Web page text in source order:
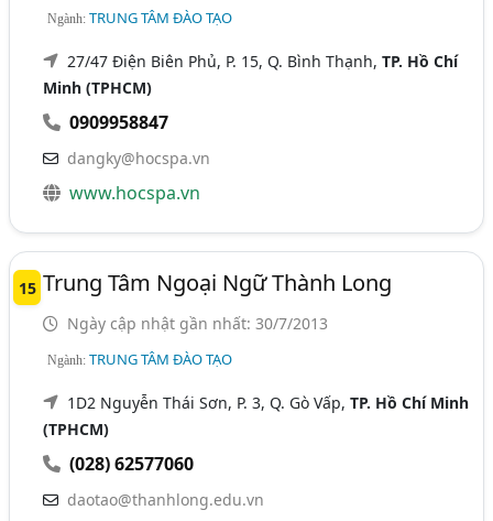
Ngành:TRUNG TÂM ĐÀO TẠO
27/47 Điện Biên Phủ, P. 15, Q. Bình Thạnh,TP. Hồ Chí
Minh (TPHCM)
0909958847
dangky@hocspa.vn
www.hocspa.vn
15 Trung Tâm Ngoại Ngữ Thành Long
Ngày cập nhật gần nhất: 30/7/2013
Ngành:TRUNG TÂM ĐÀO TẠO
1D2 Nguyễn Thái Sơn, P. 3, Q. Gò Vấp,TP. Hồ Chí Minh
(TPHCM)
(028) 62577060
daotao@thanhlong.edu.vn